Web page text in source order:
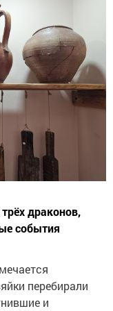
драконов,
события
перебирали
и